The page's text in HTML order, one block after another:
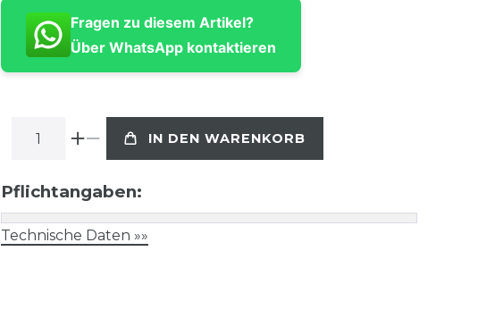
Fragen zu diesem Artikel?
Über WhatsApp kontaktieren
IN DEN WARENKORB
Pflichtangaben:
Technische Daten »»